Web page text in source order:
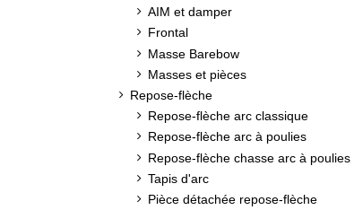
AIM et damper
Frontal
Masse Barebow
Masses et pièces
Repose-flèche
Repose-flèche arc classique
Repose-flèche arc à poulies
Repose-flèche chasse arc à poulies
Tapis d'arc
Pièce détachée repose-flèche